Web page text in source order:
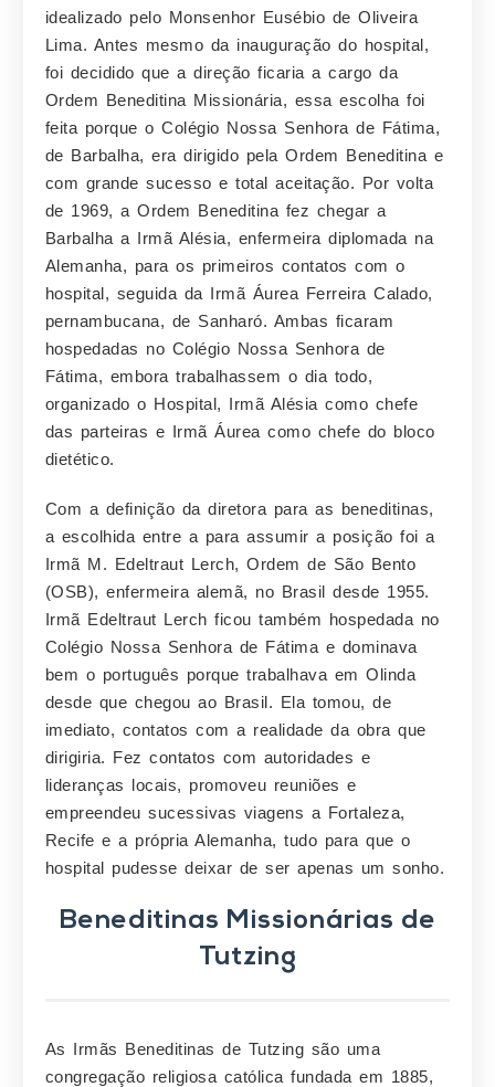
idealizado pelo Monsenhor Eusébio de Oliveira
Lima. Antes mesmo da inauguração do hospital,
foi decidido que a direção ficaria a cargo da
Ordem Beneditina Missionária, essa escolha foi
feita porque o Colégio Nossa Senhora de Fátima,
de Barbalha, era dirigido pela Ordem Beneditina e
com grande sucesso e total aceitação. Por volta
de 1969, a Ordem Beneditina fez chegar a
Barbalha a Irmã Alésia, enfermeira diplomada na
Alemanha, para os primeiros contatos com o
hospital, seguida da Irmã Áurea Ferreira Calado,
pernambucana, de Sanharó. Ambas ficaram
hospedadas no Colégio Nossa Senhora de
Fátima, embora trabalhassem o dia todo,
organizado o Hospital, Irmã Alésia como chefe
das parteiras e Irmã Áurea como chefe do bloco
dietético.
Com a definição da diretora para as beneditinas,
a escolhida entre a para assumir a posição foi a
Irmã M. Edeltraut Lerch, Ordem de São Bento
(OSB), enfermeira alemã, no Brasil desde 1955.
Irmã Edeltraut Lerch ficou também hospedada no
Colégio Nossa Senhora de Fátima e dominava
bem o português porque trabalhava em Olinda
desde que chegou ao Brasil. Ela tomou, de
imediato, contatos com a realidade da obra que
dirigiria. Fez contatos com autoridades e
lideranças locais, promoveu reuniões e
empreendeu sucessivas viagens a Fortaleza,
Recife e a própria Alemanha, tudo para que o
hospital pudesse deixar de ser apenas um sonho.
Beneditinas Missionárias de
Tutzing
As Irmãs Beneditinas de Tutzing são uma
congregação religiosa católica fundada em 1885,